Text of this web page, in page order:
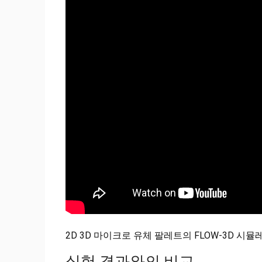
2D 3D 마이크로 유체 팔레트의 FLOW-3D 시뮬